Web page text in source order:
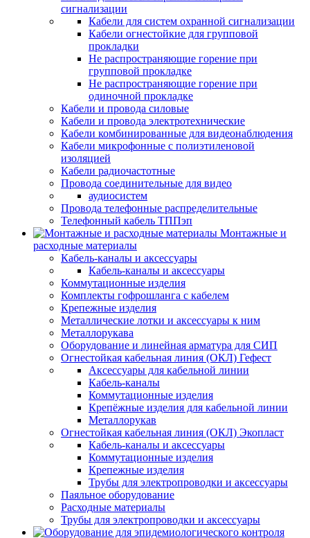
сигнализации
Кабели для систем охранной сигнализации
Кабели огнестойкие для групповой
прокладки
Не распространяющие горение при
групповой прокладке
Не распространяющие горение при
одиночной прокладке
Кабели и провода силовые
Кабели и провода электротехнические
Кабели комбинированные для видеонаблюдения
Кабели микрофонные с полиэтиленовой
изоляцией
Кабели радиочастотные
Провода соединительные для видео
аудиосистем
Провода телефонные распределительные
Телефонный кабель ТППэп
Монтажные и
расходные материалы
Кабель-каналы и аксессуары
Кабель-каналы и аксессуары
Коммутационные изделия
Комплекты гофрошланга с кабелем
Крепежные изделия
Металлические лотки и аксессуары к ним
Металлорукава
Оборудование и линейная арматура для СИП
Огнестойкая кабельная линия (ОКЛ) Гефест
Аксессуары для кабельной линии
Кабель-каналы
Коммутационные изделия
Крепёжные изделия для кабельной линии
Металлорукав
Огнестойкая кабельная линия (ОКЛ) Экопласт
Кабель-каналы и аксессуары
Коммутационные изделия
Крепежные изделия
Трубы для электропроводки и аксессуары
Паяльное оборудование
Расходные материалы
Трубы для электропроводки и аксессуары